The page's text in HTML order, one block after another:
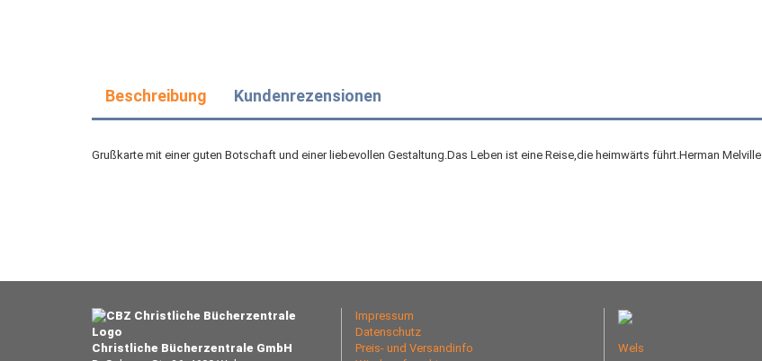
Beschreibung Kundenrezensionen
Grußkarte mit einer guten Botschaft und einer liebevollen Gestaltung.Das Leben ist eine Reise,die heimwärts führt.Herman Melville
Christliche Bücherzentrale GmbH
Impressum
Datenschutz
Preis- und Versandinfo
Wels